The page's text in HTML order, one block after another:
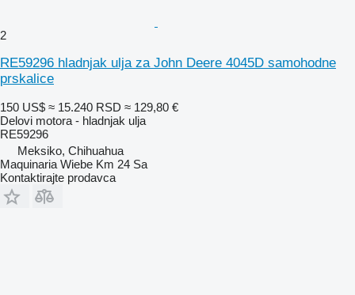
2
RE59296 hladnjak ulja za John Deere 4045D samohodne
prskalice
150 US$ ≈ 15.240 RSD ≈ 129,80 €
Delovi motora - hladnjak ulja
RE59296
Meksiko, Chihuahua
Maquinaria Wiebe Km 24 Sa
Kontaktirajte prodavca